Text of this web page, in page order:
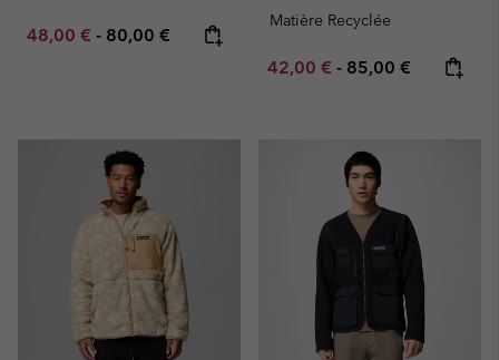
Minimum sale price:
48,00 € - Maximum price:
80,00 €
Matière Recyclée
Minimum sale price:
42,00 € - Maximum price:
85,00 €